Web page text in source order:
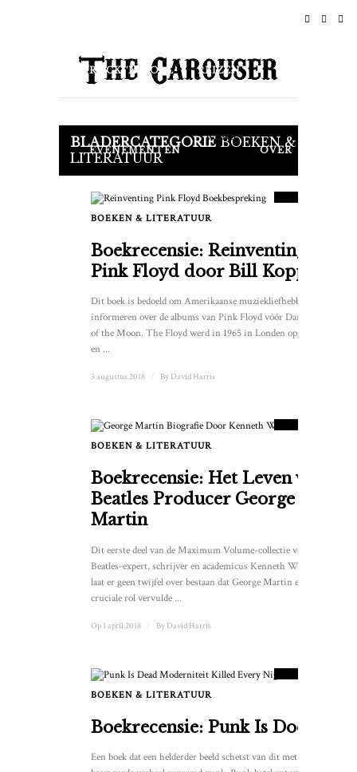
ROCK-'N-ROLL REIZEN
EVENEMENTEN
Winkel
OVER
BLADERCATEGORIE BOEKEN &
LITERATUUR
7.5
BOEKEN & LITERATUUR
Boekrecensie: Reinventing
Pink Floyd door Bill Kopp
Dit boek is bedoeld om Amerikaanse muziekliefhebbers te
informeren over de albums van Pink Floyd vóór Dark Side
of the Moon. The Floyd werd in 1965 in Londen opgericht
en ...
3 augustus 2018 By David Harris
SCORE
BOEKEN & LITERATUUR
Boekrecensie: Het Leven van
Beatles Producer George
Martin
Dit eerste deel van de Maximum Volume-collectie van
Beatles-expert, schrijver en academicus Kenneth Womack
laat er geen twijfel over bestaan dat George Martin een
cruciale rol vervulde ...
Op 1 april 2018 By David Harris
BOEKEN & LITERATUUR
Boekrecensie: Punk Is Dood
Een boek dat een helderder beeld schetst van dit met lijm